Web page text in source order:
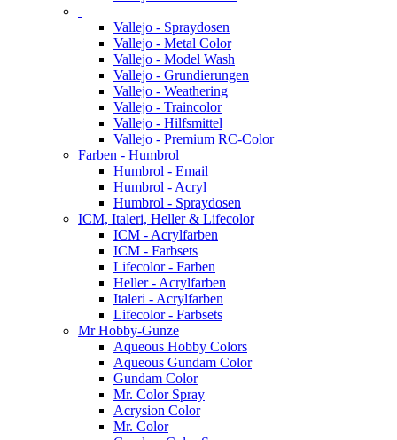
Vallejo - Spraydosen
Vallejo - Metal Color
Vallejo - Model Wash
Vallejo - Grundierungen
Vallejo - Weathering
Vallejo - Traincolor
Vallejo - Hilfsmittel
Vallejo - Premium RC-Color
Farben - Humbrol
Humbrol - Email
Humbrol - Acryl
Humbrol - Spraydosen
ICM, Italeri, Heller & Lifecolor
ICM - Acrylfarben
ICM - Farbsets
Lifecolor - Farben
Heller - Acrylfarben
Italeri - Acrylfarben
Lifecolor - Farbsets
Mr Hobby-Gunze
Aqueous Hobby Colors
Aqueous Gundam Color
Gundam Color
Mr. Color Spray
Acrysion Color
Mr. Color